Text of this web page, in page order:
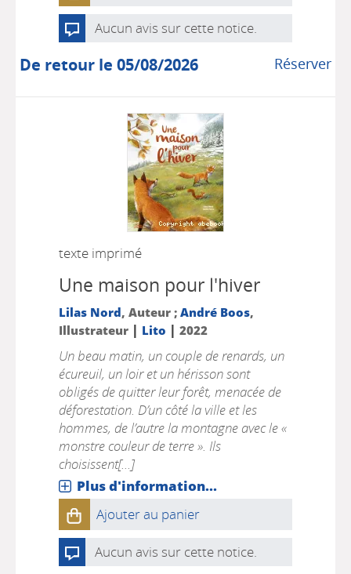
Aucun avis sur cette notice.
Réserver
De retour le 05/08/2026
texte imprimé
Une maison pour l'hiver
Lilas Nord, Auteur ; André Boos,
Illustrateur | Lito | 2022
Un beau matin, un couple de renards, un
écureuil, un loir et un hérisson sont
obligés de quitter leur forêt, menacée de
déforestation. D’un côté la ville et les
hommes, de l’autre la montagne avec le «
monstre couleur de terre ». Ils
choisissent[...]
Plus d'information...
Ajouter au panier
Aucun avis sur cette notice.